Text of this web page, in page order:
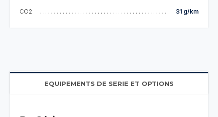
CO2 31 g/km
EQUIPEMENTS DE SERIE ET OPTIONS